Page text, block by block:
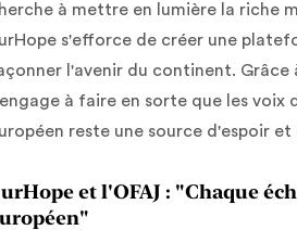
à mettre en lumière la riche
s'efforce de créer une
l'avenir du continent.
à faire en sorte que les voix
reste une source d'espoir
et l'OFAJ : "Chaque